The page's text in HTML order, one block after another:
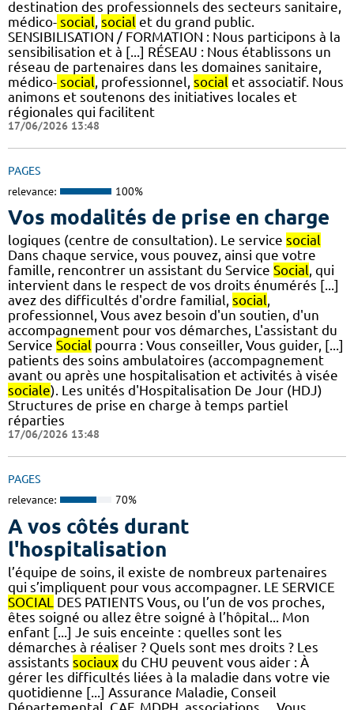
destination des professionnels des secteurs sanitaire,
médico- social, social et du grand public.
SENSIBILISATION / FORMATION : Nous participons à la
sensibilisation et à [...] RÉSEAU : Nous établissons un
réseau de partenaires dans les domaines sanitaire,
médico- social, professionnel, social et associatif. Nous
animons et soutenons des initiatives locales et
régionales qui facilitent
17/06/2026 13:48
PAGES
relevance: 100%
Vos modalités de prise en charge
logiques (centre de consultation). Le service social
Dans chaque service, vous pouvez, ainsi que votre
famille, rencontrer un assistant du Service Social, qui
intervient dans le respect de vos droits énumérés [...]
avez des difficultés d'ordre familial, social,
professionnel, Vous avez besoin d'un soutien, d'un
accompagnement pour vos démarches, L'assistant du
Service Social pourra : Vous conseiller, Vous guider, [...]
patients des soins ambulatoires (accompagnement
avant ou après une hospitalisation et activités à visée
sociale). Les unités d'Hospitalisation De Jour (HDJ)
Structures de prise en charge à temps partiel
réparties
17/06/2026 13:48
PAGES
relevance: 70%
A vos côtés durant
l'hospitalisation
l’équipe de soins, il existe de nombreux partenaires
qui s’impliquent pour vous accompagner. LE SERVICE
SOCIAL DES PATIENTS Vous, ou l’un de vos proches,
êtes soigné ou allez être soigné à l’hôpital... Mon
enfant [...] Je suis enceinte : quelles sont les
démarches à réaliser ? Quels sont mes droits ? Les
assistants sociaux du CHU peuvent vous aider : À
gérer les difficultés liées à la maladie dans votre vie
quotidienne [...] Assurance Maladie, Conseil